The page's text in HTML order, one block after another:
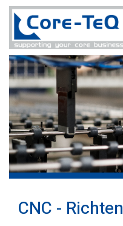
CNC - Richten